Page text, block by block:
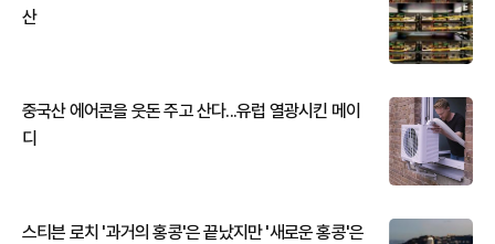
산
중국산 에어콘을 웃돈 주고 산다...유럽 열광시킨 메이
디
스티븐 로치 '과거의 홍콩'은 끝났지만 '새로운 홍콩'은